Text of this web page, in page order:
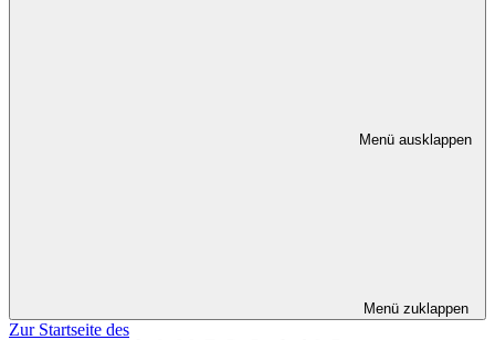
Menü ausklappen
Menü zuklappen
Zur Startseite des